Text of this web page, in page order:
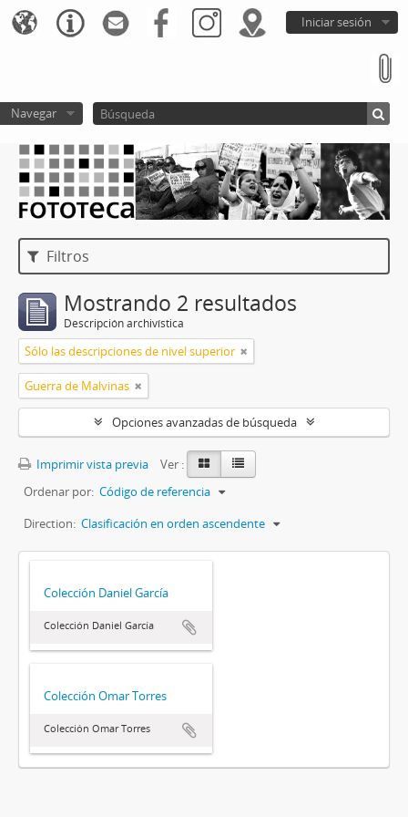
Iniciar sesión
Navegar
Filtros
Mostrando 2 resultados
Descripción archivística
Sólo las descripciones de nivel superior
Guerra de Malvinas
Opciones avanzadas de búsqueda
Imprimir vista previa
Ver :
Ordenar por: Código de referencia
Direction: Clasificación en orden ascendente
Colección Daniel García
Colección Daniel García
Colección Omar Torres
Colección Omar Torres